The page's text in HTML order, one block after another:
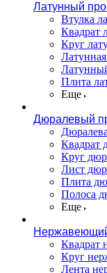
Латунный
Втулка
Квадрат
Круг
Плита
Еще
Дюралевый
Квадрат
Круг
Лист
Плита
Полоса
Еще
Квадрат
Круг
Лента